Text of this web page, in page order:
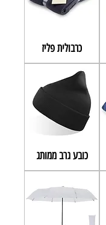
כרבולית פליז
כובע גרב ממותג